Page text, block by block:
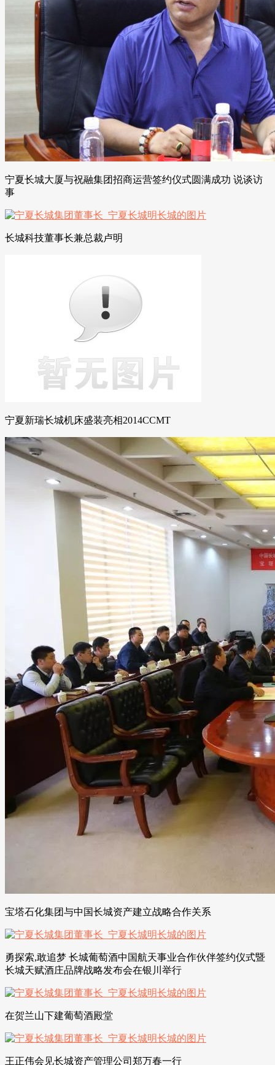
宁夏长城大厦与祝融集团招商运营签约仪式圆满成功 说谈访
事
长城科技董事长兼总裁卢明
宁夏新瑞长城机床盛装亮相2014CCMT
宝塔石化集团与中国长城资产建立战略合作关系
勇探索,敢追梦 长城葡萄酒中国航天事业合作伙伴签约仪式暨
长城天赋酒庄品牌战略发布会在银川举行
在贺兰山下建葡萄酒殿堂
王正伟会见长城资产管理公司郑万春一行